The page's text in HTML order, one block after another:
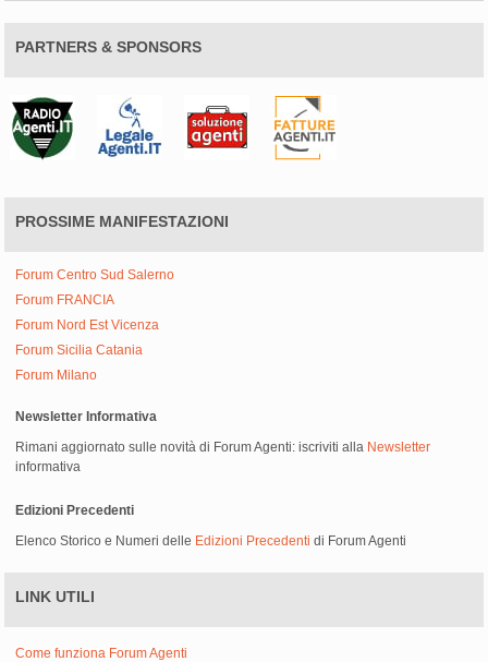
PARTNERS & SPONSORS
PROSSIME MANIFESTAZIONI
Forum Centro Sud Salerno
Forum FRANCIA
Forum Nord Est Vicenza
Forum Sicilia Catania
Forum Milano
Newsletter Informativa
Rimani aggiornato sulle novità di Forum Agenti: iscriviti alla Newsletter
informativa
Edizioni Precedenti
Elenco Storico e Numeri delle Edizioni Precedenti di Forum Agenti
LINK UTILI
Come funziona Forum Agenti